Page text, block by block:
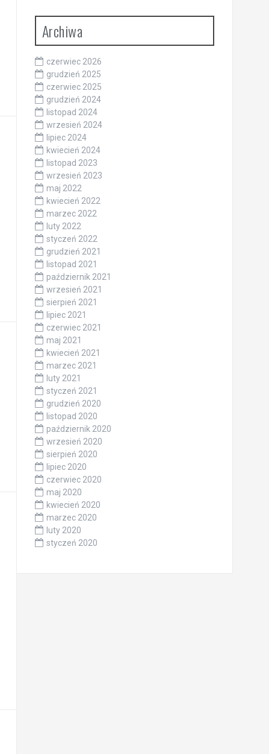
Archiwa
czerwiec 2026
grudzień 2025
czerwiec 2025
grudzień 2024
listopad 2024
wrzesień 2024
lipiec 2024
kwiecień 2024
listopad 2023
wrzesień 2023
maj 2022
kwiecień 2022
marzec 2022
luty 2022
styczeń 2022
grudzień 2021
listopad 2021
październik 2021
wrzesień 2021
sierpień 2021
lipiec 2021
czerwiec 2021
maj 2021
kwiecień 2021
marzec 2021
luty 2021
styczeń 2021
grudzień 2020
listopad 2020
październik 2020
wrzesień 2020
sierpień 2020
lipiec 2020
czerwiec 2020
maj 2020
kwiecień 2020
marzec 2020
luty 2020
styczeń 2020